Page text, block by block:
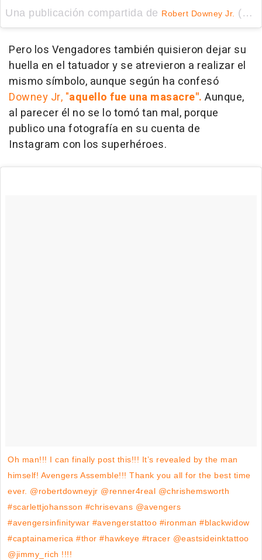
Una publicación compartida de Robert Downey Jr. (@robertdowneyjr) el
Pero los Vengadores también quisieron dejar su
huella en el tatuador y se atrevieron a realizar el
mismo símbolo, aunque según ha confesó
Downey Jr, "aquello fue una masacre". Aunque,
al parecer él no se lo tomó tan mal, porque
publico una fotografía en su cuenta de
Instagram con los superhéroes.
Oh man!!! I can finally post this!!! It’s revealed by the man
himself! Avengers Assemble!!! Thank you all for the best time
ever. @robertdowneyjr @renner4real @chrishemsworth
#scarlettjohansson #chrisevans @avengers
#avengersinfinitywar #avengerstattoo #ironman #blackwidow
#captainamerica #thor #hawkeye #tracer @eastsideinktattoo
@jimmy_rich !!!!